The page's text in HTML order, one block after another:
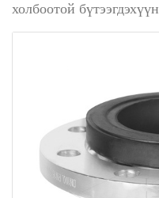
холбоотой бүтээгдэхүүн